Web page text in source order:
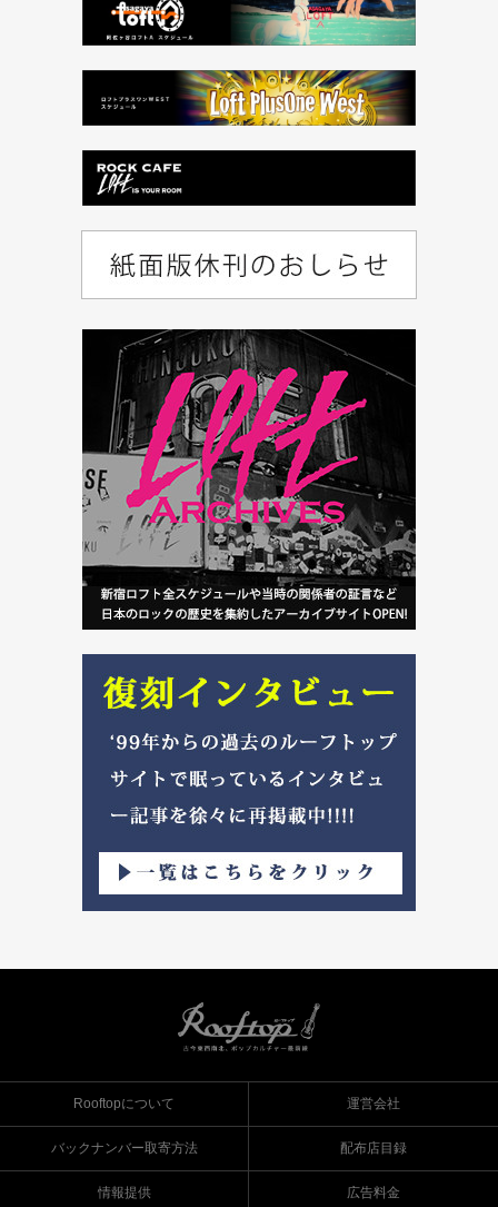
Rooftopについて 運営会社
バックナンバー取寄方法 配布店目録
情報提供 広告料金